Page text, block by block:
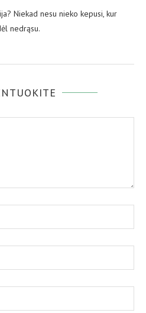
Niekad nesu nieko kepusi, kur
nedrąsu.